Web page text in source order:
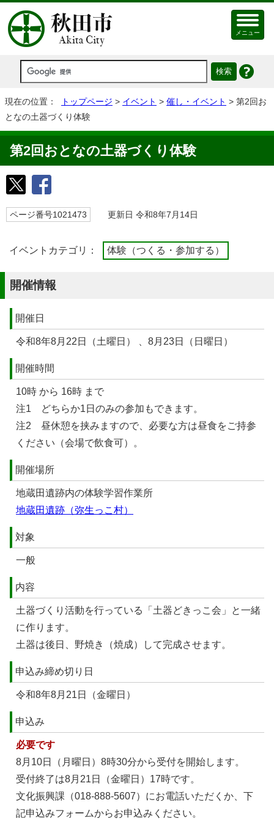
メニュー
現在の位置： トップページ > イベント > 催し・イベント > 第2回お
となの土器づくり体験
第2回おとなの土器づくり体験
ページ番号1021473 更新日 令和8年7月14日
イベントカテゴリ： 体験（つくる・参加する）
開催情報
開催日
令和8年8月22日（土曜日） 、8月23日（日曜日）
開催時間
10時 から 16時 まで
注1 どちらか1日のみの参加もできます。
注2 昼休憩を挟みますので、必要な方は昼食をご持参
ください（会場で飲食可）。
開催場所
地蔵田遺跡内の体験学習作業所
地蔵田遺跡（弥生っこ村）
対象
一般
内容
土器づくり活動を行っている「土器どきっこ会」と一緒
に作ります。
土器は後日、野焼き（焼成）して完成させます。
申込み締め切り日
令和8年8月21日（金曜日）
申込み
必要です
8月10日（月曜日）8時30分から受付を開始します。
受付終了は8月21日（金曜日）17時です。
文化振興課（018-888-5607）にお電話いただくか、下
記申込みフォームからお申込みください。